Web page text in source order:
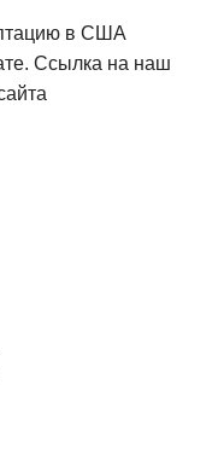
в США
Ссылка на наш